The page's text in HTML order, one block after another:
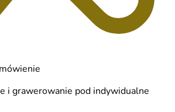
i grawerowanie pod indywidualne